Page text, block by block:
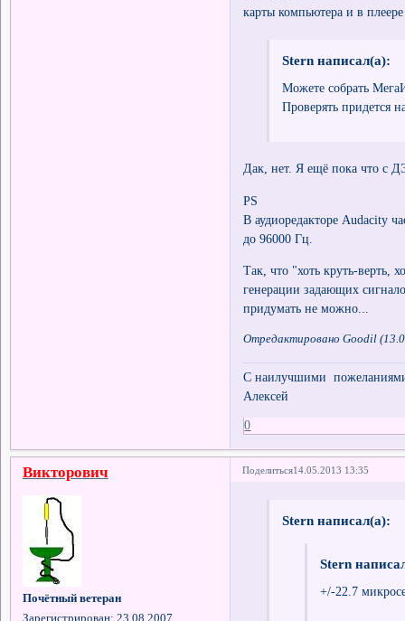
карты компьютера и в
Stern написал(а):
Можете собрать
Проверять придется
Дак, нет. Я ещё пока что с
PS
В аудиоредакторе Audacity
до 96000 Гц.
Так, что "хоть круть-верть,
генерации задающих
придумать не можно...
Отредактировано Goodil
С наилучшими пожеланиями
Алексей
0
Поделиться14.05.2013 13:35
Викторович
Почётный ветеран
Зарегистрирован: 23.08.2007
Stern написал(а):
Stern
+/-22.7